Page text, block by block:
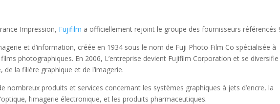
Impression, Fujifilm a officiellement rejoint le groupe des fournisseurs référencés !
et d’information, créée en 1934 sous le nom de Fuji Photo Film Co spécialisée à
photographiques. En 2006, L’entreprise devient Fujifilm Corporation et se diversifie
la filière graphique et de l’imagerie.
nombreux produits et services concernant les systèmes graphiques à jets d’encre, la
l’imagerie électronique, et les produits pharmaceutiques.